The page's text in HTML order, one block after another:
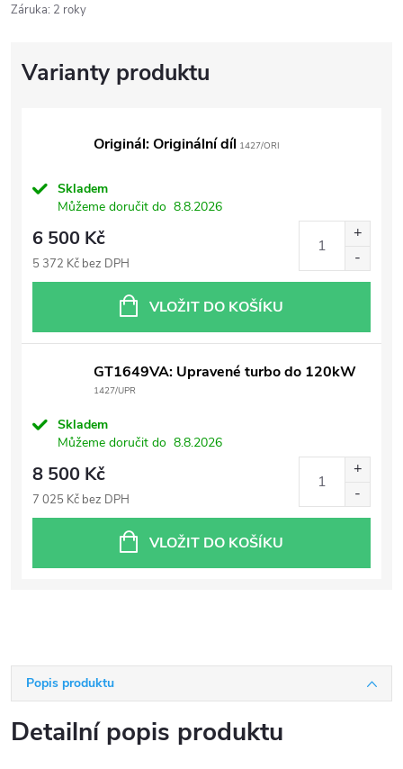
Záruka: 2 roky
Originál: Originální díl 1427/ORI
Skladem
Můžeme doručit do 8.8.2026
6 500 Kč
5 372 Kč bez DPH
VLOŽIT DO KOŠÍKU
GT1649VA: Upravené turbo do 120kW
1427/UPR
Skladem
Můžeme doručit do 8.8.2026
8 500 Kč
7 025 Kč bez DPH
VLOŽIT DO KOŠÍKU
Popis produktu
Detailní popis produktu